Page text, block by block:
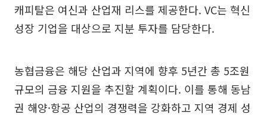
캐피탈은 여신과 산업재 리스를 제공한다. VC는 혁신
성장 기업을 대상으로 지분 투자를 담당한다.
농협금융은 해당 산업과 지역에 향후 5년간 총 5조원
규모의 금융 지원을 추진할 계획이다. 이를 통해 동남
권 해양·항공 산업의 경쟁력을 강화하고 지역 경제 성